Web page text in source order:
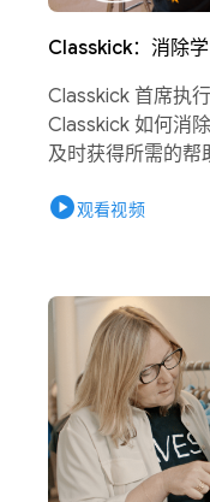
Classkick：消除
Classkick 首席执
Classkick 如何消
及时获得所需的帮
play_circle观看视频